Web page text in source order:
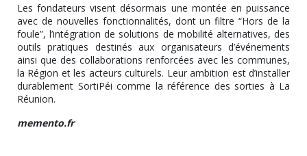
Les fondateurs visent désormais une montée en puissance
avec de nouvelles fonctionnalités, dont un filtre “Hors de la
foule”, l’intégration de solutions de mobilité alternatives, des
outils pratiques destinés aux organisateurs d’événements
ainsi que des collaborations renforcées avec les communes,
la Région et les acteurs culturels. Leur ambition est d’installer
durablement SortiPéi comme la référence des sorties à La
Réunion.
memento.fr